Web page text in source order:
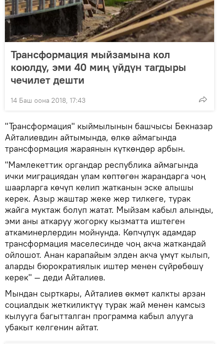
Трансформация мыйзамына кол
коюлду, эми 40 миң үйдүн тагдыры
чечилет дешти
14 Баш оона 2018, 17:43
"Трансформация" кыймылынын башчысы Бекназар
Айталиевдин айтымында, өлкө аймагында
трансформация жараянын күткөндөр арбын.
"Мамлекеттик органдар республика аймагында
ички миграциядан улам көптөгөн жарандарга чоң
шаарларга көчүп келип жатканын эске алышы
керек. Азыр жаштар жеке жер тилкеге, турак
жайга муктаж болуп жатат. Мыйзам кабыл алынды,
эми аны аткаруу жогорку кызматта иштеген
аткаминерлердин мойнунда. Көпчүлүк адамдар
трансформация маселесинде чоң акча жаткандай
ойлошот. Анан карапайым элден акча үмүт кылып,
аларды бюрократиялык иштер менен сүйрөбөшү
керек" — деди Айталиев.
Мындан сырткары, Айталиев өкмөт калкты арзан
социалдык жеткиликтүү турак жай менен камсыз
кылууга багытталган программа кабыл алууга
убакыт келгенин айтат.